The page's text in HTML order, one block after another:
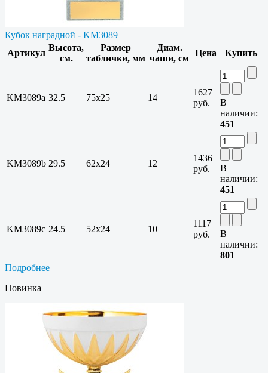
Кубок наградной - KM3089
Артикул
Высота,
см.
Размер
таблички, мм
Диам.
чаши, см
Цена Купить
KM3089a 32.5 75х25 14
1627
руб.
В
наличии:
451
KM3089b 29.5 62х24 12
1436
руб.
В
наличии:
451
KM3089c 24.5 52х24 10
1117
руб.
В
наличии:
801
Подробнее
Новинка